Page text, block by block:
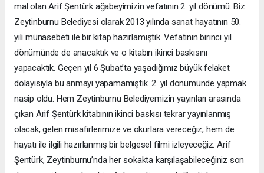
mal olan Arif Şentürk ağabeyimizin vefatının 2. yıl dönümü. Biz
Zeytinburnu Belediyesi olarak 2013 yılında sanat hayatının 50.
yılı münasebeti ile bir kitap hazırlamıştık. Vefatının birinci yıl
dönümünde de anacaktık ve o kitabın ikinci baskısını
yapacaktık. Geçen yıl 6 Şubat’ta yaşadığımız büyük felaket
dolayısıyla bu anmayı yapamamıştık. 2. yıl dönümünde yapmak
nasip oldu. Hem Zeytinburnu Belediyemizin yayınları arasında
çıkan Arif Şentürk kitabının ikinci baskısı tekrar yayınlanmış
olacak, gelen misafirlerimize ve okurlara vereceğiz, hem de
hayatı ile ilgili hazırlanmış bir belgesel filmi izleyeceğiz. Arif
Şentürk, Zeytinburnu’nda her sokakta karşılaşabileceğiniz son